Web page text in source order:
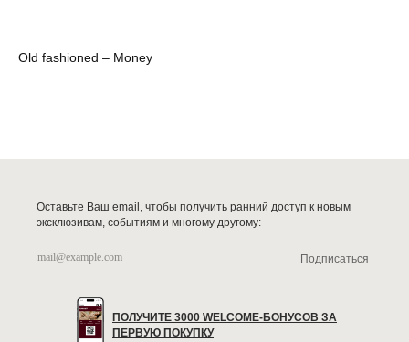
Old fashioned – Money
ПОЛУЧИТЕ 3000 WELCOME-БОНУСОВ ЗА
ПЕРВУЮ ПОКУПКУ
Оставьте Ваш email, чтобы получить ранний доступ к новым
эксклюзивам, событиям и многому другому:
Подписаться